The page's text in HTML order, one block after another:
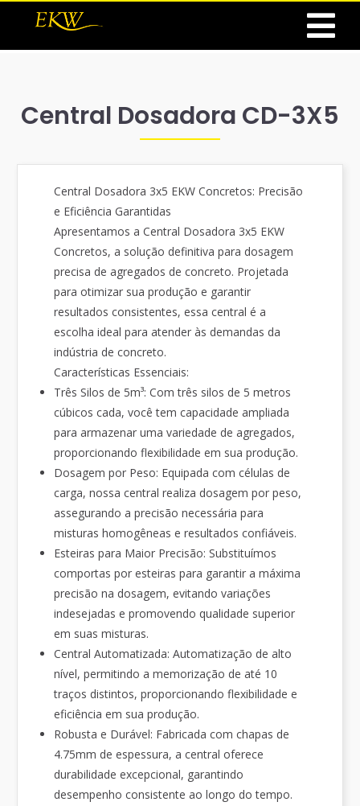
Central Dosadora CD-3X5
Central Dosadora 3x5 EKW Concretos: Precisão
e Eficiência Garantidas
Apresentamos a Central Dosadora 3x5 EKW
Concretos, a solução definitiva para dosagem
precisa de agregados de concreto. Projetada
para otimizar sua produção e garantir
resultados consistentes, essa central é a
escolha ideal para atender às demandas da
indústria de concreto.
Características Essenciais:
Três Silos de 5m³: Com três silos de 5 metros
cúbicos cada, você tem capacidade ampliada
para armazenar uma variedade de agregados,
proporcionando flexibilidade em sua produção.
Dosagem por Peso: Equipada com células de
carga, nossa central realiza dosagem por peso,
assegurando a precisão necessária para
misturas homogêneas e resultados confiáveis.
Esteiras para Maior Precisão: Substituímos
comportas por esteiras para garantir a máxima
precisão na dosagem, evitando variações
indesejadas e promovendo qualidade superior
em suas misturas.
Central Automatizada: Automatização de alto
nível, permitindo a memorização de até 10
traços distintos, proporcionando flexibilidade e
eficiência em sua produção.
Robusta e Durável: Fabricada com chapas de
4.75mm de espessura, a central oferece
durabilidade excepcional, garantindo
desempenho consistente ao longo do tempo.